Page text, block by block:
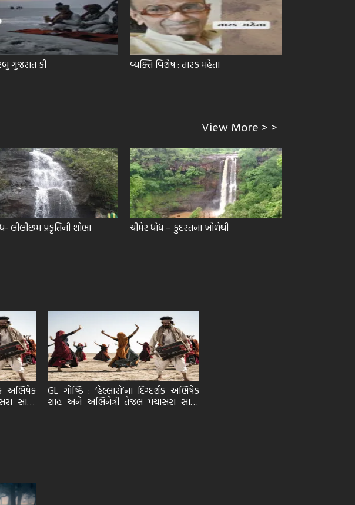
ગુજરાત કી વ્યક્તિ વિશેષ : તારક મહેતા
View More > >
લીલીછમ પ્રકૃતિની શોભા ચીમેર ધોધ – કુદરતના ખોળેથી
અભિષેક
સાથે।
GL ગોષ્ઠિ : ‘હેલ્લારો’ના દિગ્દર્શક અભિષેક
શાહ અને અભિનેત્રી તેજલ પંચાસરા સાથે।